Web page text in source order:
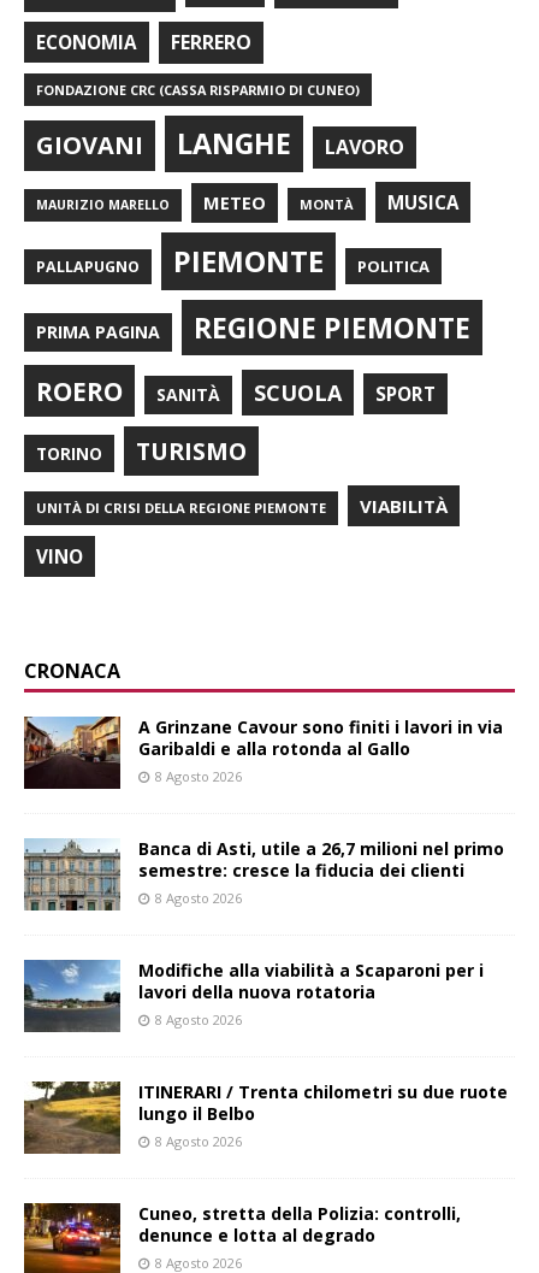
ECONOMIA FERRERO
FONDAZIONE CRC (CASSA RISPARMIO DI CUNEO)
GIOVANI LANGHE LAVORO
MAURIZIO MARELLO METEO MONTÀ MUSICA
PALLAPUGNO PIEMONTE POLITICA
PRIMA PAGINA REGIONE PIEMONTE
ROERO SANITÀ SCUOLA SPORT
TORINO TURISMO
UNITÀ DI CRISI DELLA REGIONE PIEMONTE VIABILITÀ
VINO
CRONACA
A Grinzane Cavour sono finiti i lavori in via
Garibaldi e alla rotonda al Gallo
8 Agosto 2026
Banca di Asti, utile a 26,7 milioni nel primo
semestre: cresce la fiducia dei clienti
8 Agosto 2026
Modifiche alla viabilità a Scaparoni per i
lavori della nuova rotatoria
8 Agosto 2026
ITINERARI / Trenta chilometri su due ruote
lungo il Belbo
8 Agosto 2026
Cuneo, stretta della Polizia: controlli,
denunce e lotta al degrado
8 Agosto 2026